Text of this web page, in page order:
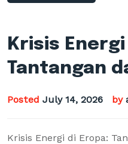
Krisis
Tantangan
Posted July 14, 2026 by
Krisis Energi di Eropa: